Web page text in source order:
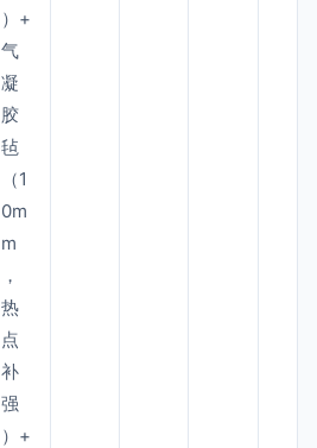
）+
气
凝
胶
毡
（1
0m
m
，
热
点
补
强
）+